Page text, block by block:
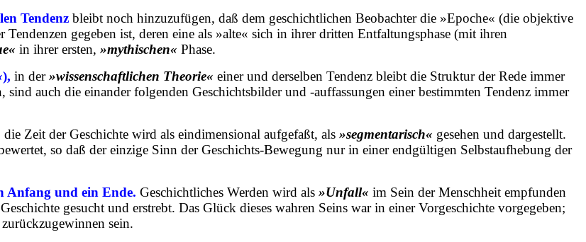
Tendenz bleibt noch hinzuzufügen, daß dem geschichtlichen Beobachter die »Epoche« (die objektive
gegeben ist, deren eine als »alte« sich in ihrer dritten Entfaltungsphase (mit ihren
in ihrer ersten, »mythischen« Phase.
), in der»wissenschaftlichen Theorie« einer und derselben Tendenz bleibt die Struktur der Rede immer
auch die einander folgenden Geschichtsbilder und -auffassungen einer bestimmten Tendenz immer
die Zeit der Geschichte wird als eindimensional aufgefaßt, als »segmentarisch« gesehen und dargestellt.
so daß der einzige Sinn der Geschichts-Bewegung nur in einer endgültigen Selbstaufhebung der
Anfang und ein Ende. Geschichtliches Werden wird als »Unfall« im Sein der Menschheit empfunden
gesucht und erstrebt. Das Glück dieses wahren Seins war in einer Vorgeschichte vorgegeben;
sein.